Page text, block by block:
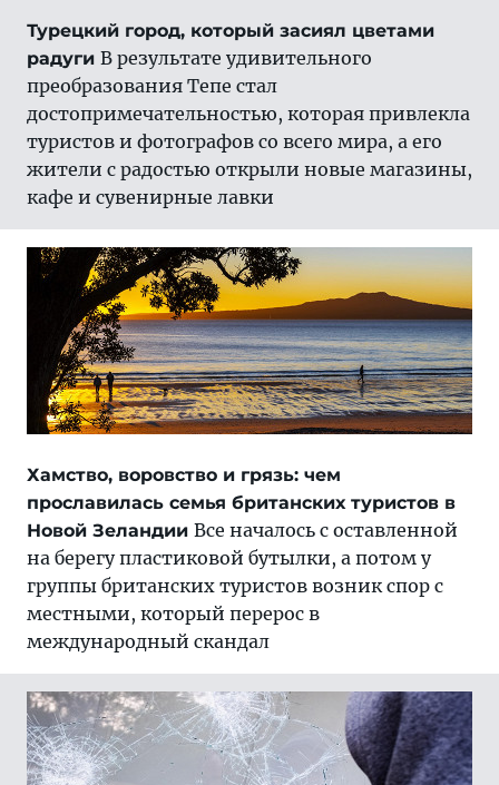
Турецкий город, который засиял цветами
радуги В результате удивительного
преобразования Тепе стал
достопримечательностью, которая привлекла
туристов и фотографов со всего мира, а его
жители с радостью открыли новые магазины,
кафе и сувенирные лавки
Хамство, воровство и грязь: чем
прославилась семья британских туристов в
Новой Зеландии Все началось с оставленной
на берегу пластиковой бутылки, а потом у
группы британских туристов возник спор с
местными, который перерос в
международный скандал